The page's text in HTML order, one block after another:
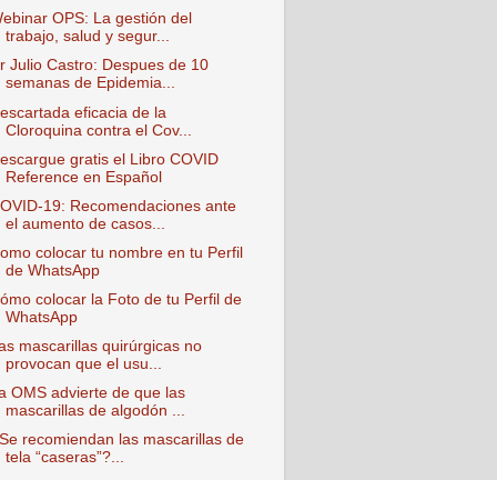
OPS: La gestión del
trabajo, salud y segur...
Julio Castro: Despues de 10
semanas de Epidemia...
eficacia de la
Cloroquina contra el Cov...
gratis el Libro COVID
Reference en Español
19: Recomendaciones ante
el aumento de casos...
colocar tu nombre en tu Perfil
de WhatsApp
colocar la Foto de tu Perfil de
WhatsApp
mascarillas quirúrgicas no
provocan que el usu...
OMS advierte de que las
mascarillas de algodón ...
recomiendan las mascarillas de
tela “caseras”?...